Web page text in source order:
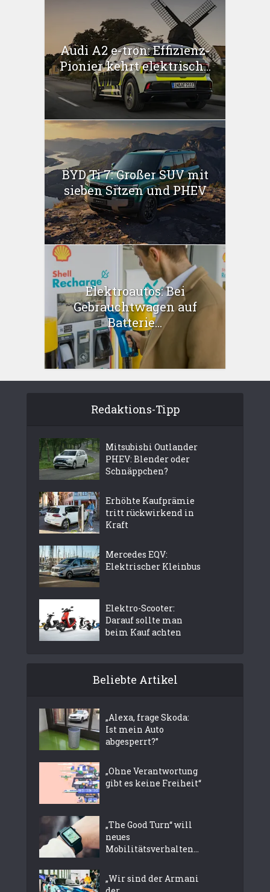
Audi A2 e-tron: Effizienz-
Pionier kehrt elektrisch...
BYD Ti 7: Großer SUV mit
sieben Sitzen und PHEV
Elektroautos: Bei
Gebrauchtwagen auf
Batterie...
Redaktions-Tipp
Mitsubishi Outlander
PHEV: Blender oder
Schnäppchen?
Erhöhte Kaufprämie
tritt rückwirkend in
Kraft
Mercedes EQV:
Elektrischer Kleinbus
Elektro-Scooter:
Darauf sollte man
beim Kauf achten
Beliebte Artikel
„Alexa, frage Skoda:
Ist mein Auto
abgesperrt?”
„Ohne Verantwortung
gibt es keine Freiheit“
„The Good Turn“ will
neues
Mobilitätsverhalten...
„Wir sind der Armani